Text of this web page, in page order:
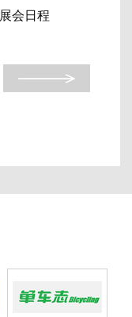
展会日程